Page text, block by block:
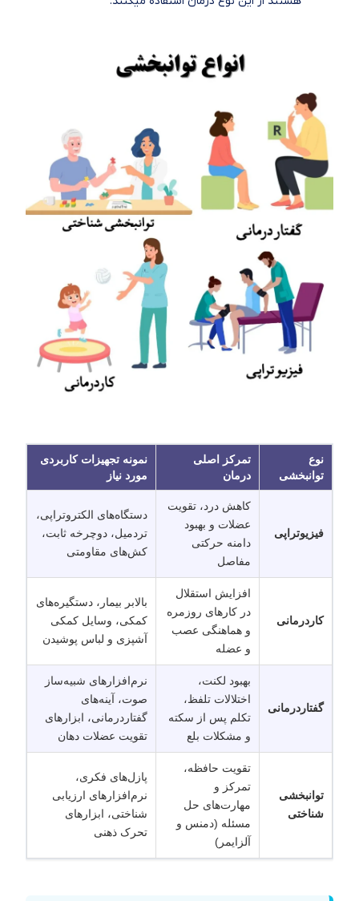
نوع
توانبخشی
تمرکز اصلی
درمان
نمونه تجهیزات کاربردی
مورد نیاز
فیزیوتراپی
کاهش درد، تقویت
عضلات و بهبود
دامنه حرکتی
مفاصل
دستگاه‌های الکتروتراپی،
تردمیل، دوچرخه ثابت،
کش‌های مقاومتی
کاردرمانی
افزایش استقلال
در کارهای روزمره
و هماهنگی عصب
و عضله
بالابر بیمار، دستگیره‌های
کمکی، وسایل کمکی
آشپزی و لباس پوشیدن
گفتاردرمانی
بهبود لکنت،
اختلالات تلفظ،
تکلم پس از سکته
و مشکلات بلع
نرم‌افزارهای شبیه‌ساز
صوت، آینه‌های
گفتاردرمانی، ابزارهای
تقویت عضلات دهان
توانبخشی
شناختی
تقویت حافظه،
تمرکز و
مهارت‌های حل
مسئله (دمنس و
آلزایمر)
پازل‌های فکری،
نرم‌افزارهای ارزیابی
شناختی، ابزارهای
تحرک ذهنی